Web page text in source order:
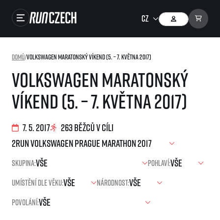
Foto & Video
RunCzech Store
Running Mall
Běžecké série
O běžecké lize
Jak to funguje
projekt SuperHalfs
Volkswagen Maratonský
víkend (5. – 7. května 2017)
Domů/Volkswagen Maratonský víkend (5. – 7. května 2017)
7. 5. 2017 263 běžců v cíli
Skupina:
Pohlaví:
Umístění dle věku:
Národnost:
Povolání: